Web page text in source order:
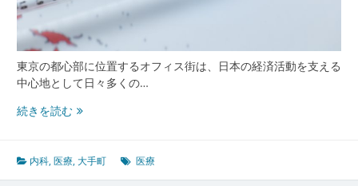
康
イ
ン
フ
ラ
の
線
東京の都心部に位置するオフィス街は、日本の経済活動を支える
中心地として日々多くの…
続きを読む大
オ
フ
内科,医療,大手町 医療